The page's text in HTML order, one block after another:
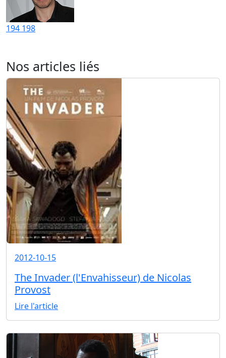
194 198
Nos articles liés
2012-10-15
The Invader (l'Envahisseur) de Nicolas
Provost
Lire l'article